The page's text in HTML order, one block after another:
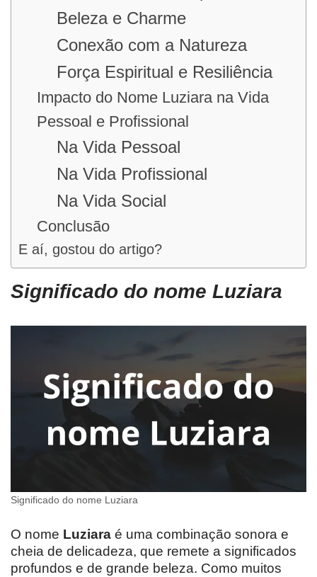
Beleza e Charme
Conexão com a Natureza
Força Espiritual e Resiliência
Impacto do Nome Luziara na Vida
Pessoal e Profissional
Na Vida Pessoal
Na Vida Profissional
Na Vida Social
Conclusão
E aí, gostou do artigo?
Significado do nome Luziara
Significado do nome Luziara
O nome Luziara é uma combinação sonora e
cheia de delicadeza, que remete a significados
profundos e de grande beleza. Como muitos